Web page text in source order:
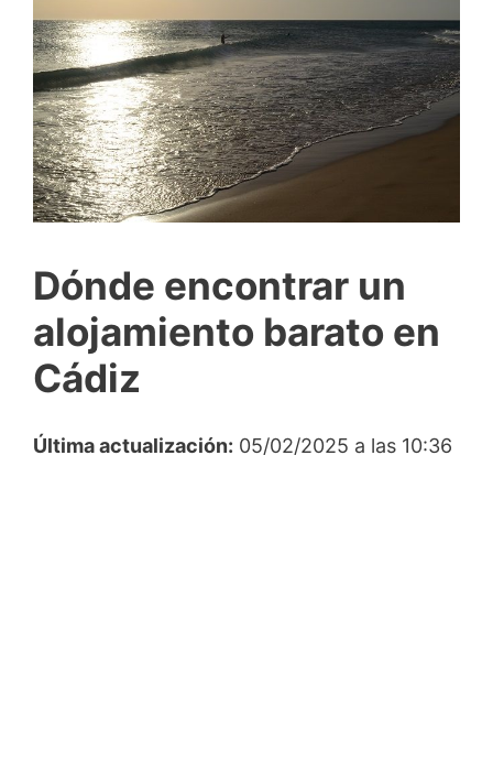
Dónde encontrar un
alojamiento barato en
Cádiz
Última actualización: 05/02/2025 a las 10:36